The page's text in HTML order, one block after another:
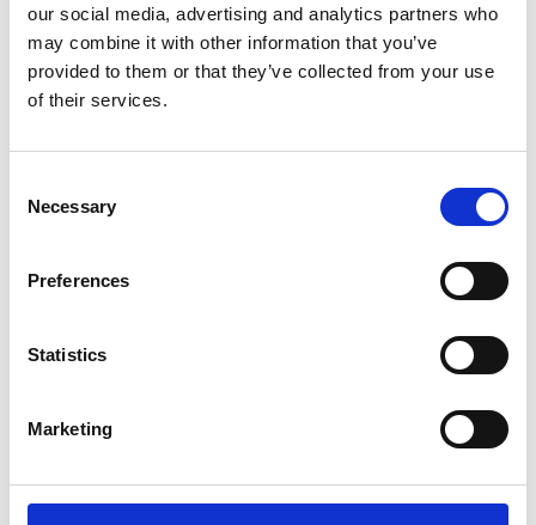
our social media, advertising and analytics partners who
may combine it with other information that you’ve
provided to them or that they’ve collected from your use
of their services.
Selection
Necessary
Preferences
Statistics
Marketing
€599,00